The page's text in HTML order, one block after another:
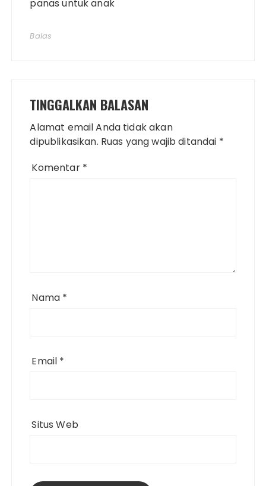
panas untuk anak
Balas
TINGGALKAN BALASAN
Alamat email Anda tidak akan
dipublikasikan. Ruas yang wajib ditandai *
Komentar *
Nama *
Email *
Situs Web